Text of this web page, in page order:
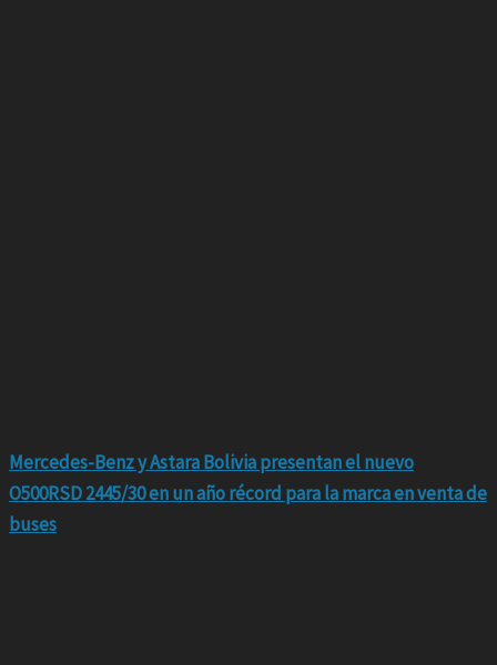
Mercedes-Benz y Astara Bolivia presentan el nuevo
O500RSD 2445/30 en un año récord para la marca en venta de
buses